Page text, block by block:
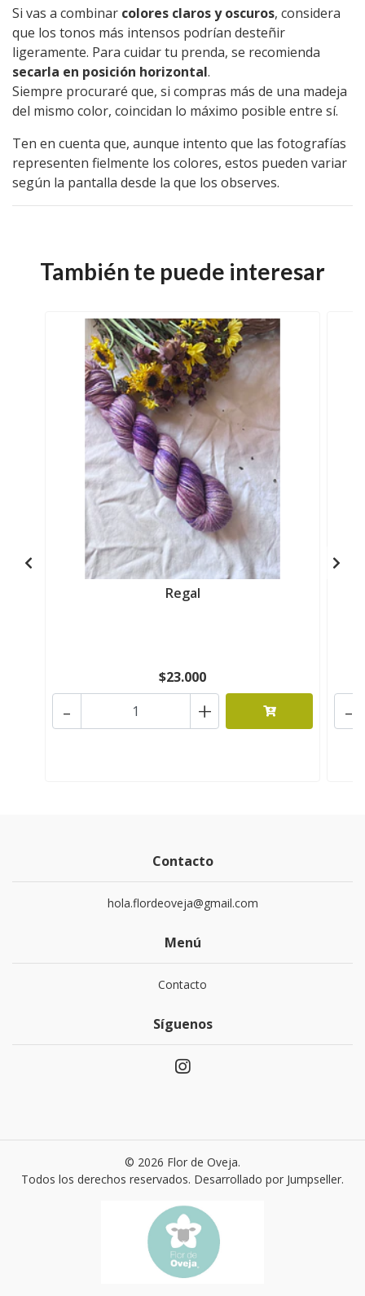
Si vas a combinar colores claros y oscuros, considera
que los tonos más intensos podrían desteñir
ligeramente. Para cuidar tu prenda, se recomienda
secarla en posición horizontal.
Siempre procuraré que, si compras más de una madeja
del mismo color, coincidan lo máximo posible entre sí.
Ten en cuenta que, aunque intento que las fotografías
representen fielmente los colores, estos pueden variar
según la pantalla desde la que los observes.
También te puede interesar
Regal
$23.000
+
- -
Contacto
hola.flordeoveja@gmail.com
Menú
Contacto
Síguenos
© 2026 Flor de Oveja.
Todos los derechos reservados. Desarrollado por Jumpseller.